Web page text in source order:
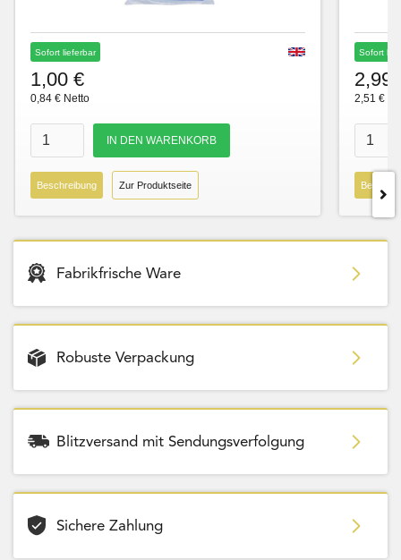
Sofort lieferbar
1,00 €
0,84 € Netto
Beschreibung Zur Produktseite
Sofort
2,99
2,51 €
Fabrikfrische Ware
Robuste Verpackung
Blitzversand mit Sendungsverfolgung
Sichere Zahlung